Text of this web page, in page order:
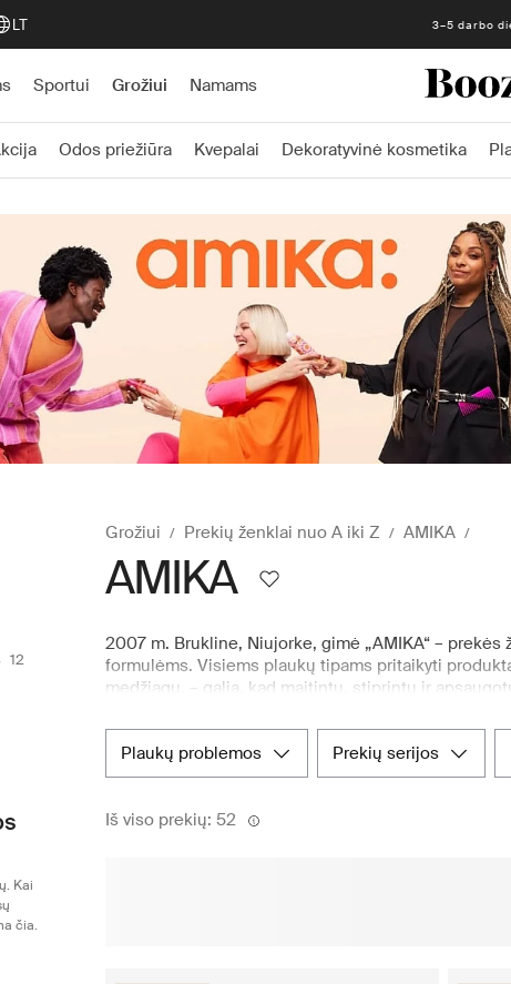
LT 3–5 darbo
Sportui Grožiui Namams
Odos priežiūra Kvepalai Dekoratyvinė kosmetika
12
Kai
čia.
Grožiui Prekių ženklai nuo A iki Z AMIKA
AMIKA
2007 m. Brukline, Niujorke, gimė „AMIKA“ –
formulėms. Visiems plaukų tipams pritaikyti
medžiagų, – galią, kad maitintų, stiprintų ir
produktų, „Boozt.com“ yra jūsų pagrindinė stotelė.
asortimentą, pritaikytą jūsų plaukų poreikiams.
patirtį. Visada galite pasikliauti patikimu klientų
plaukų problemos prekių serijos
Iš viso prekių: 52